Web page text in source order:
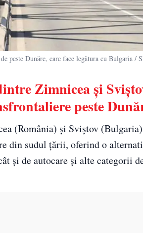
peste Dunăre, care face legătura cu Bulgaria /
Zimnicea și
peste
(România) și Sviștov
din sudul țării, oferind o
și de autocare și alte categorii